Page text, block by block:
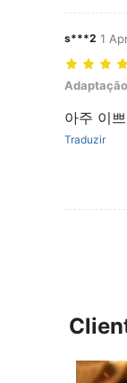
s***2 1
Adaptação
아주 이
Traduzir